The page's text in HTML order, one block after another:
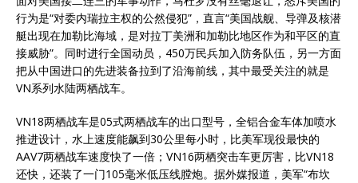
行为是“对委内瑞拉主权的公然侵犯”，直言“美国战舰、导弹及核潜
艇出现在加勒比海域，是对拉丁美洲和加勒比地区作为和平区的直
接威胁”。同时进行全国动员，450万民兵加入防务队伍，另一方面
把从中国进口的先进装备拉到了沿海前线，其中最受关注的就是
VN系列水陆两栖战车。
VN18两栖战车是05式两栖战车的出口型号，全铝合金车体加喷水
推进设计，水上速度能飙到30公里每小时，比美军现役最快的
AAV7两栖战车速度快了一倍；VN16两栖突击车更厉害，比VN18
还快，还装了一门105毫米低压线膛炮。据外媒报道，美军“布坎